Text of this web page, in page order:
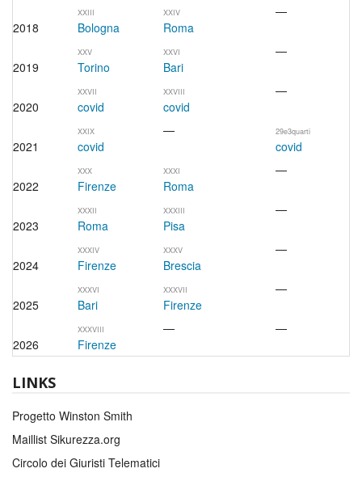
2018
XXIII
Bologna
XXIV
Roma
—
2019
XXV
Torino
XXVI
Bari
—
2020
XXVII
covid
XXVIII
covid
—
2021
XXIX
covid
— 29e3quarti
covid
2022
XXX
Firenze
XXXI
Roma
—
2023
XXXII
Roma
XXXIII
Pisa
—
2024
XXXIV
Firenze
XXXV
Brescia
—
2025
XXXVI
Bari
XXXVII
Firenze
—
2026
XXXVIII
Firenze
— —
LINKS
Progetto Winston Smith
Maillist Sikurezza.org
Circolo dei Giuristi Telematici